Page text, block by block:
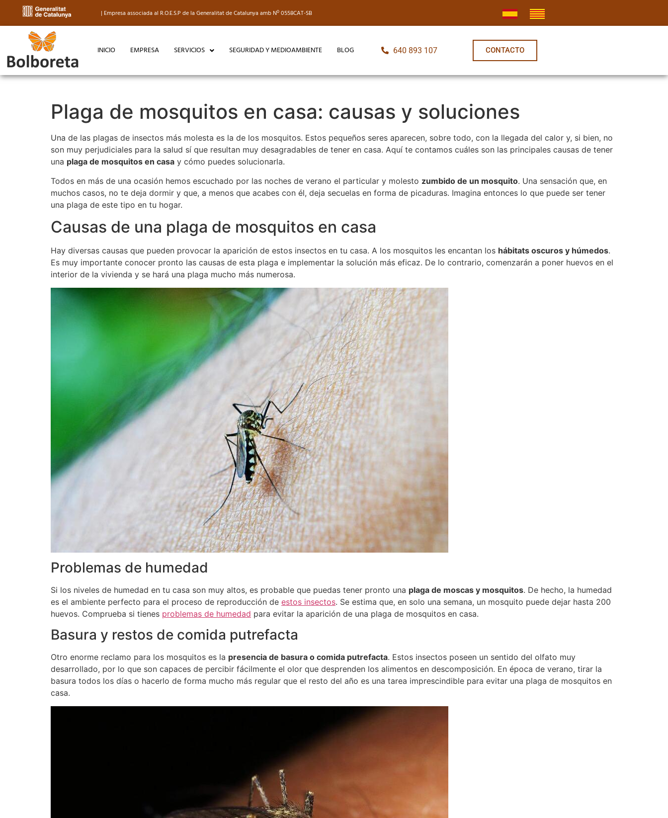
| Empresa associada al R.O.E.S.P de la Generalitat de Catalunya amb Nº 0558CAT-SB
INICIO EMPRESA SERVICIOS SEGURIDAD Y MEDIOAMBIENTE BLOG 640 893 107 CONTACTO
Plaga de mosquitos en casa: causas y soluciones
Una de las plagas de insectos más molesta es la de los mosquitos. Estos pequeños seres aparecen, sobre todo, con la llegada del calor y, si bien, no
son muy perjudiciales para la salud sí que resultan muy desagradables de tener en casa. Aquí te contamos cuáles son las principales causas de tener
una plaga de mosquitos en casa y cómo puedes solucionarla.
Todos en más de una ocasión hemos escuchado por las noches de verano el particular y molesto zumbido de un mosquito. Una sensación que, en
muchos casos, no te deja dormir y que, a menos que acabes con él, deja secuelas en forma de picaduras. Imagina entonces lo que puede ser tener
una plaga de este tipo en tu hogar.
Causas de una plaga de mosquitos en casa
Hay diversas causas que pueden provocar la aparición de estos insectos en tu casa. A los mosquitos les encantan los hábitats oscuros y húmedos.
Es muy importante conocer pronto las causas de esta plaga e implementar la solución más eficaz. De lo contrario, comenzarán a poner huevos en el
interior de la vivienda y se hará una plaga mucho más numerosa.
Problemas de humedad
Si los niveles de humedad en tu casa son muy altos, es probable que puedas tener pronto una plaga de moscas y mosquitos. De hecho, la humedad
es el ambiente perfecto para el proceso de reproducción de estos insectos. Se estima que, en solo una semana, un mosquito puede dejar hasta 200
huevos. Comprueba si tienes problemas de humedad para evitar la aparición de una plaga de mosquitos en casa.
Basura y restos de comida putrefacta
Otro enorme reclamo para los mosquitos es la presencia de basura o comida putrefacta. Estos insectos poseen un sentido del olfato muy
desarrollado, por lo que son capaces de percibir fácilmente el olor que desprenden los alimentos en descomposición. En época de verano, tirar la
basura todos los días o hacerlo de forma mucho más regular que el resto del año es una tarea imprescindible para evitar una plaga de mosquitos en
casa.